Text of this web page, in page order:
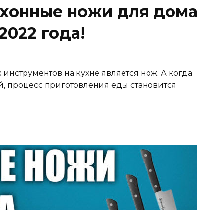
ножи для дома
года!
на кухне является нож. А когда
процесс приготовления еды становится